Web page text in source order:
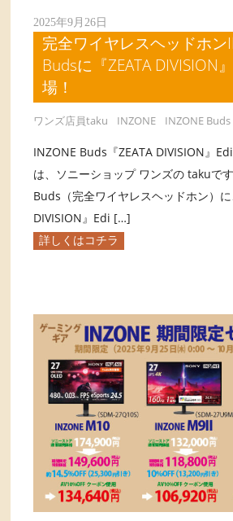
2025年9月26日
完全ワイヤレスヘッドホン
Budsに『ZEATA DIVISION
場！
ワンズ店員taku INZONE INZONE Buds
INZONE Buds『ZEATA DIVISION
は、ソニーショップ ワンズの takuで
Buds（完全ワイヤレスヘッドホン）に
DIVISION』Edi […]
詳しくはコチラ